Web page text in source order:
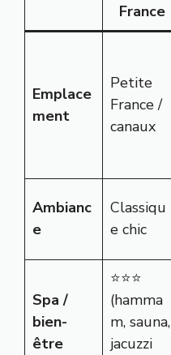
France
Emplace
ment
Petite
France /
canaux
Ambianc
e
Classiqu
e chic
Spa /
bien-
être
⭐⭐⭐
(hamma
m, sauna,
jacuzzi